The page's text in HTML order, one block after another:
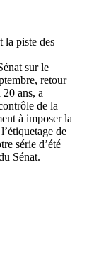
sur le
retour
ans, a
de la
à imposer la
de
série d’été
Sénat.